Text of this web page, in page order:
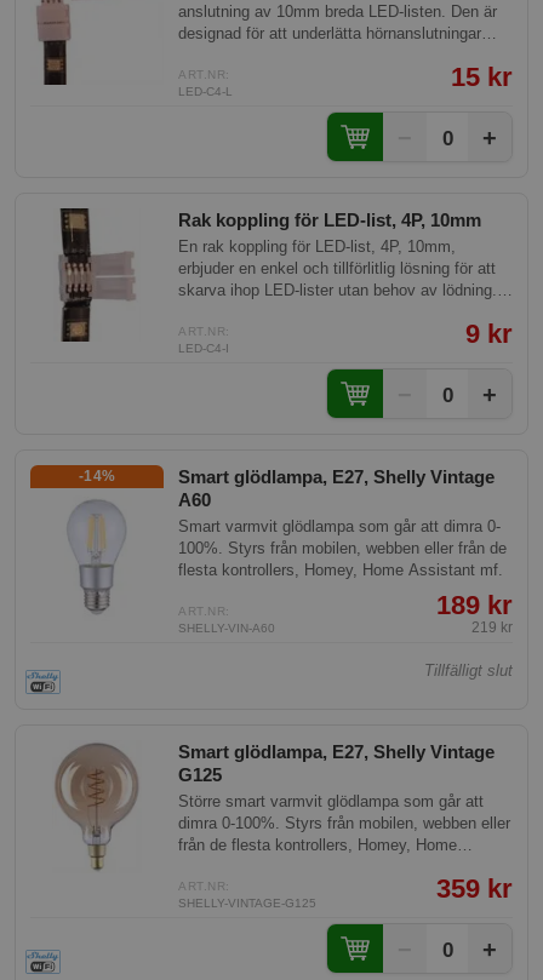
anslutning av 10mm breda LED-listen. Den är
designad för att underlätta hörnanslutningar
är den idealisk för RGB LED-lister och ger
smidig strömmatas mellan sektioner inom ett
ART.NR:
LED-C4-L
15 kr
0 +
Rak koppling för LED-list, 4P, 10mm
En rak koppling för LED-list, 4P, 10mm,
erbjuder en enkel och tillförlitlig lösning för att
skarva ihop LED-lister utan behov av lödning.
anslutning, vilket optimerar installationen av
LED-belysningssystem i smarta hem.
ART.NR:
LED-C4-I
9 kr
0 +
Smart glödlampa, E27, Shelly Vintage
A60
-14%
Smart varmvit glödlampa som går att dimra 0-
100%. Styrs från mobilen, webben eller från de
flesta kontrollers, Homey, Home Assistant mf.
ART.NR:
SHELLY-VIN-A60
189 kr
219 kr
Tillfälligt slut
Smart glödlampa, E27, Shelly Vintage
G125
Större smart varmvit glödlampa som går att
dimra 0-100%. Styrs från mobilen, webben eller
från de flesta kontrollers, Homey, Home
ART.NR:
SHELLY-VINTAGE-G125
359 kr
0 +